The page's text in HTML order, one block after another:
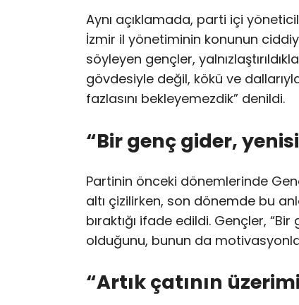
Aynı açıklamada, parti içi
İzmir il yönetiminin konunun
söyleyen gençler,
gövdesiyle değil, kökü ve
fazlasını bekleyemezdik” denildi.
“Bir genç gider,
Partinin önceki dönemlerinde
altı çizilirken, son dönemde bu
bıraktığı ifade edildi. Gençler,
olduğunu, bunun da
“Artık çatının